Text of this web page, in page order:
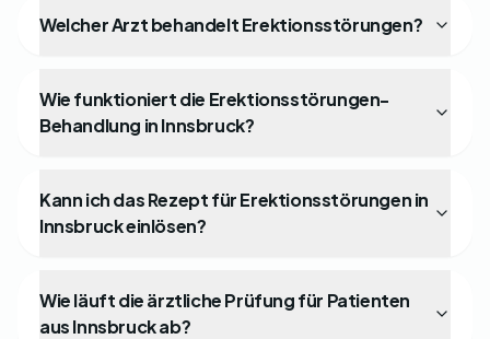
Welcher Arzt behandelt Erektionsstörungen?
Wie funktioniert die Erektionsstörungen-
Behandlung in Innsbruck?
Kann ich das Rezept für Erektionsstörungen in
Innsbruck einlösen?
Wie läuft die ärztliche Prüfung für Patienten
aus Innsbruck ab?